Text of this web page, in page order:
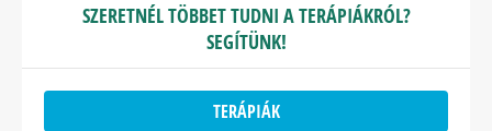
SZERETNÉL TÖBBET TUDNI A TERÁPIÁKRÓL?
SEGÍTÜNK!
TERÁPIÁK